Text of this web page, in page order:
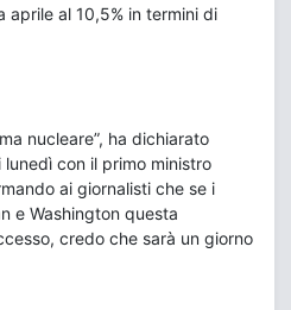
aprile al 10,5% in termini di
nucleare”, ha dichiarato
con il primo ministro
ai giornalisti che se i
e Washington questa
credo che sarà un giorno